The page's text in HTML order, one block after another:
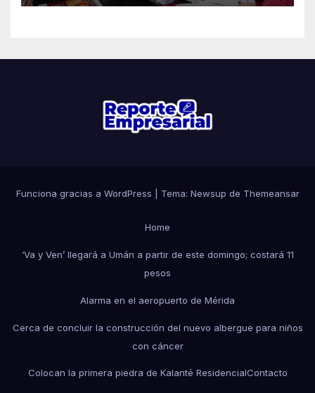
Funciona gracias a WordPress Tema: Newsup de Themeansar
Home
‘Va y Ven’ llegará a Umán a partir de este domingo; costará 11
pesos
Alarma en el aeropuerto de Mérida
Cerca de concluir la construcción del nuevo albergue para niños
con cáncer
Colocan la primera piedra de Kalanté ResidencialContacto